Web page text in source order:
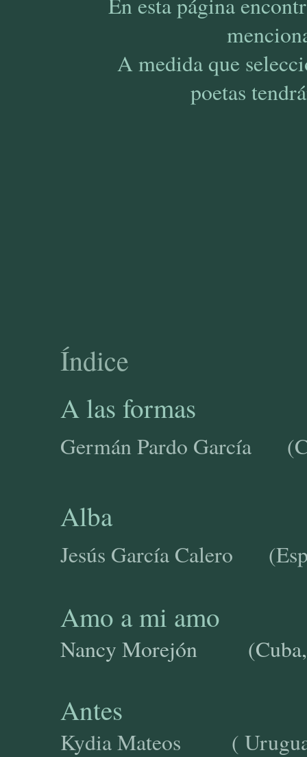
A medida que
poetas
Índice
A las formas
Germán Pardo García
Alba
Jesús García Calero
Amo a mi amo
Nancy Morejón
Antes
Kydia Mateos (